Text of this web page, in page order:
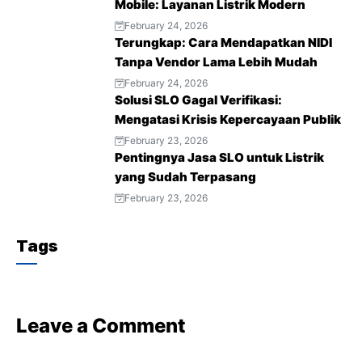
a
m
e
s
t
Mobile: Layanan Listrik Modern
February 24, 2026
Terungkap: Cara Mendapatkan NIDI
Tanpa Vendor Lama Lebih Mudah
February 24, 2026
Solusi SLO Gagal Verifikasi:
Mengatasi Krisis Kepercayaan Publik
February 23, 2026
Pentingnya Jasa SLO untuk Listrik
yang Sudah Terpasang
February 23, 2026
Tags
Leave a Comment